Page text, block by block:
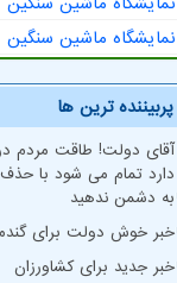
نمایشگاه ماشین سنگین
پربیننده ترین ها
آقای دولت! طاقت مردم در
دارد تمام می شود با حذف
به دشمن ندهید
خبر خوش دولت برای
خبر جدید برای کشاورزان